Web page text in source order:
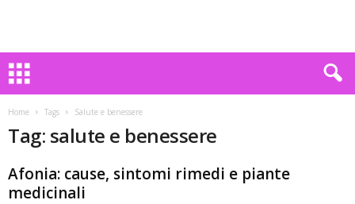
Home Tags Salute e benessere
Tag: salute e benessere
Afonia: cause, sintomi rimedi e piante
medicinali